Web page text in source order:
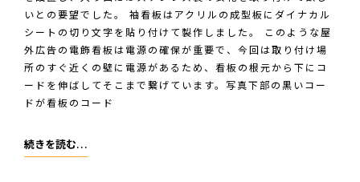
いとの要望でした。 袖看板はアクリルの成型板にダイナカル
シートの切り文字を貼り付けて製作しました。 このような屋
外広告の電飾看板は電源の確保が重要で、今回は取り付け場
所のすぐ近くの壁に電源があるため、看板の根元から下にコ
ードを伸ばしてそこまで繋げています。写真下部の黒いコー
ドが看板のコード
続きを読む…